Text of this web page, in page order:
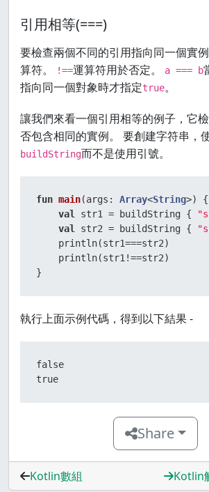
引用相等(===)
要檢查兩個不同的引用指向同一個實
算符。
!==運算符用於否定。 a === b
指向同一個對象時才指定true。
讓我們來看一個引用相等的例子，它
否包含相同的實例。 要創建字符串，
buildString而不是使用引號。
fun main(args: Array<String>)
{
val
str1 = buildString {
val
str2 = buildString {
    println(str1===str2)
    println(str1!==str2)
}
執行上面示例代碼，得到以下結果 -
false
true
Share
Kotlin數組 Kotlin